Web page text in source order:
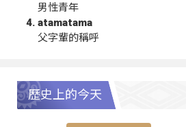
男性青年
atamatama
父字輩的稱呼
歷史上的今天